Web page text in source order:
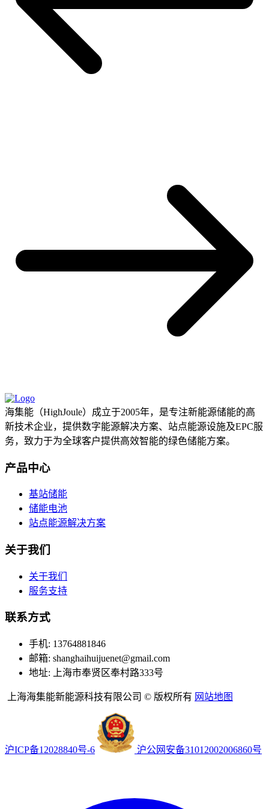
海集能（HighJoule）成立于2005年，是专注新能源储能的高
新技术企业，提供数字能源解决方案、站点能源设施及EPC服
务，致力于为全球客户提供高效智能的绿色储能方案。
产品中心
基站储能
储能电池
站点能源解决方案
关于我们
关于我们
服务支持
联系方式
手机: 13764881846
邮箱: shanghaihuijuenet@gmail.com
地址: 上海市奉贤区奉村路333号
上海海集能新能源科技有限公司 © 版权所有 网站地图
沪ICP备12028840号-6 沪公网安备31012002006860号